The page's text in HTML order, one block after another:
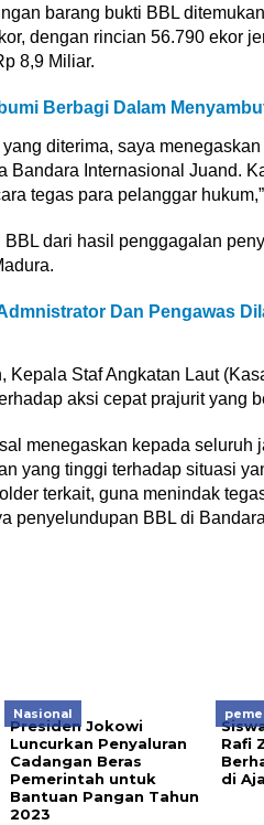
barang bukti BBL
dengan rincian 56.790 ekor
8,9 Miliar.
Berbagi Dalam
diterima, saya
Bandara Internasional Juand.
tegas para pelanggar
dari hasil penggagalan
Dan Pengawas
Kepala Staf Angkatan Laut
aksi cepat prajurit yang
menegaskan kepada seluruh
yang tinggi terhadap situasi
terkait, guna menindak
penyelundupan BBL di
Nasional
Presiden Jokowi
Luncurkan Penyaluran
Cadangan Beras
Pemerintah untuk
Bantuan Pangan Tahun
2023
Rafi
di